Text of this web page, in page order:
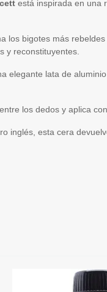
está inspirada en una
los bigotes más
y reconstituyentes.
elegante lata de
los dedos y aplica
inglés, esta cera